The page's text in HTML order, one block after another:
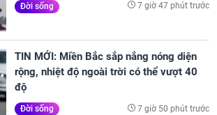
Đời sống 7 giờ 47 phút trước
TIN MỚI: Miền Bắc sắp nắng nóng diện
rộng, nhiệt độ ngoài trời có thể vượt 40
độ
Đời sống 7 giờ 50 phút trước